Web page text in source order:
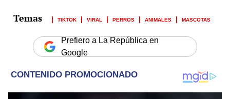
TIKTOK VIRAL PERROS ANIMALES MASCOTAS
Prefiero a La República en
Google